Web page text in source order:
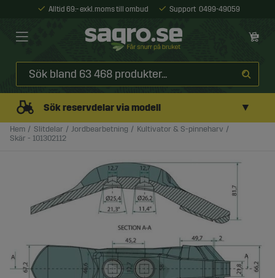
Alltid 69:- exkl. moms till ombud Support 0499-49059
Sök reservdelar via modell ▼
Hem Slitdelar Jordbearbetning
Kultivator & S-pinneharv
Skär - 101302112